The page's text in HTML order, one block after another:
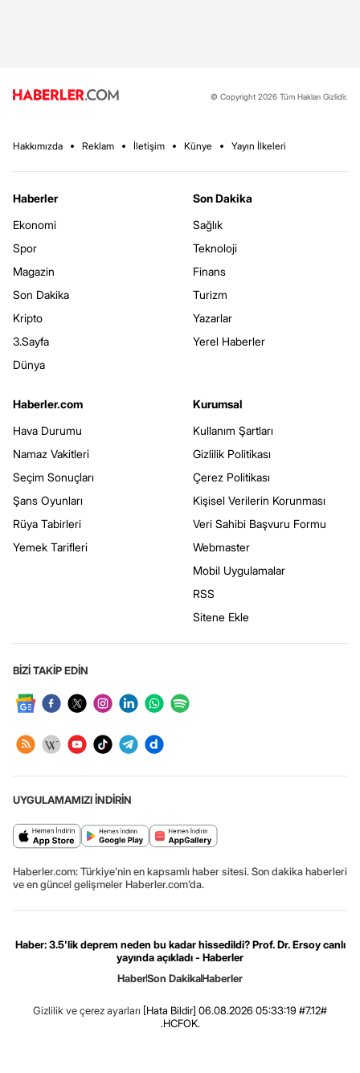
© Copyright 2026 Tüm Hakları Gizlidir.
Hakkımızda Reklam İletişim Künye Yayın İlkeleri
Haberler
Ekonomi
Spor
Magazin
Son Dakika
Kripto
3.Sayfa
Dünya
Son Dakika
Sağlık
Teknoloji
Finans
Turizm
Yazarlar
Yerel Haberler
Haberler.com
Hava Durumu
Namaz Vakitleri
Seçim Sonuçları
Şans Oyunları
Rüya Tabirleri
Yemek Tarifleri
Kurumsal
Kullanım Şartları
Gizlilik Politikası
Çerez Politikası
Kişisel Verilerin Korunması
Veri Sahibi Başvuru Formu
Webmaster
Mobil Uygulamalar
RSS
Sitene Ekle
BİZİ TAKİP EDİN
UYGULAMAMIZI İNDİRİN
Haberler.com: Türkiye’nin en kapsamlı haber sitesi. Son dakika haberleri
ve en güncel gelişmeler Haberler.com’da.
Haber: 3.5'lik deprem neden bu kadar hissedildi? Prof. Dr. Ersoy canlı
yayında açıkladı - Haberler
HaberSon DakikaHaberler
Gizlilik ve çerez ayarları [Hata Bildir] 06.08.2026 05:33:19 #7.12#
.HCFOK.